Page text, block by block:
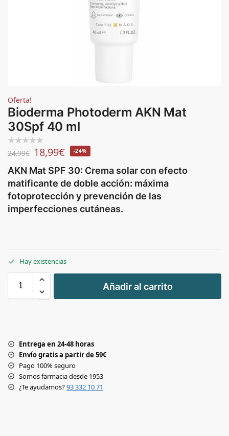
Oferta!
Bioderma Photoderm AKN Mat
30Spf 40 ml
24,99€ 18,99€ -24%
AKN Mat SPF 30: Crema solar con efecto
matificante de doble acción: máxima
fotoprotección y prevención de las
imperfecciones cutáneas.
Hay existencias
+
-
Añadir al carrito
Entrega en 24-48 horas
Envío gratis a partir de 59€
Pago 100% seguro
Somos farmacia desde 1953
¿Te ayudamos?93 332 10 71